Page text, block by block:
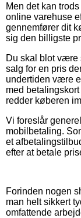
Men det kan
online varehuse
gennemfører dit
sig den billigste
Du skal blot være
salg for en pris
undertiden være
med
redder køberen
Vi foreslår
mobilbetaling.
et
efter at betale
Forinden nogen
man helt sikkert
omfattende